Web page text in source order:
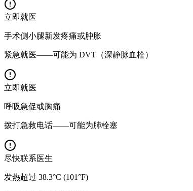
立即就医
手术侧小腿新发疼痛或肿胀
紧急就医——可能为 DVT（深静脉血栓）
立即就医
呼吸急促或胸痛
拨打急救电话——可能为肺栓塞
尽快联系医生
发热超过 38.3°C (101°F)